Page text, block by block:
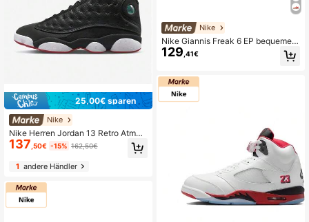
25,00€ sparen
Nike
Nike Herren Jordan 13 Retro Atmun
gsaktive Trainings-Basketballschu
he 414571-062
137 ,50€ -15% 162,50€
1andere Händler
Nike
Nike Giannis Freak 6 EP bequeme v
ielseitige rutschfeste strapazierfähi
ge Low-Top Basketballschuhe für
129 ,41€